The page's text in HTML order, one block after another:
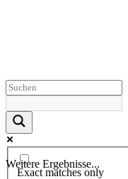
Weitere Ergebnisse...
Exact matches only